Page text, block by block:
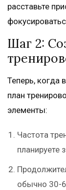
расставьте
Шаг 2:
Теперь, когда
план
элементы:
Частота
планируете
обычно 30-